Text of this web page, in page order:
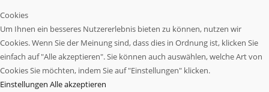
Cookies
Um Ihnen ein besseres Nutzererlebnis bieten zu können, nutzen wir
Cookies. Wenn Sie der Meinung sind, dass dies in Ordnung ist, klicken Sie
einfach auf "Alle akzeptieren". Sie können auch auswählen, welche Art von
Cookies Sie möchten, indem Sie auf "Einstellungen" klicken.
Einstellungen Alle akzeptieren